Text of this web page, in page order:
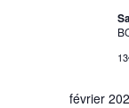
février